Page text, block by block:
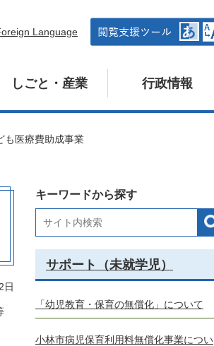
Language
しごと・産業 行政情報
も医療費助成事業
日
キーワードから探す
サポート（未就学児）
「幼児教育・保育の無償化」について
小林市病児保育利用料無償化事業につい